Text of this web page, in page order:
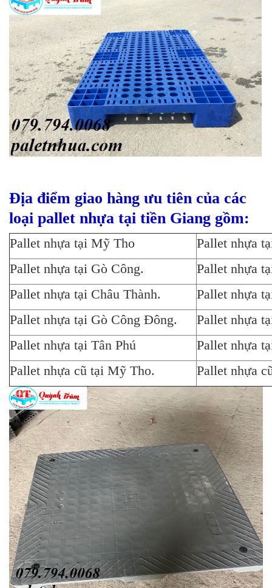
Địa điểm giao hàng ưu tiên của các
loại pallet nhựa tại tiền Giang gồm:
Pallet nhựa tại Mỹ Tho
Pallet nhựa
Pallet nhựa tại Gò Công.
Pallet nhựa
Pallet nhựa tại Châu Thành.
Pallet nhựa
Pallet nhựa tại Gò Công Đông.
Pallet nhựa
Pallet nhựa tại Tân Phú
Pallet nhựa
Pallet nhựa cũ tại Mỹ Tho.
Pallet nhựa